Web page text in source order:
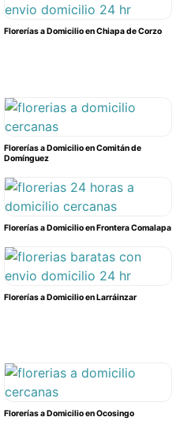
Florerías a Domicilio en Chiapa de Corzo
Florerías a Domicilio en Comitán de
Domínguez
Florerías a Domicilio en Frontera Comalapa
Florerías a Domicilio en Larráinzar
Florerías a Domicilio en Ocosingo